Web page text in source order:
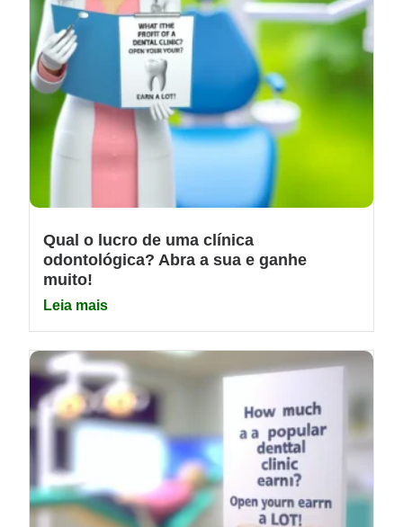
Qual o lucro de uma clínica
odontológica? Abra a sua e ganhe
muito!
Leia mais